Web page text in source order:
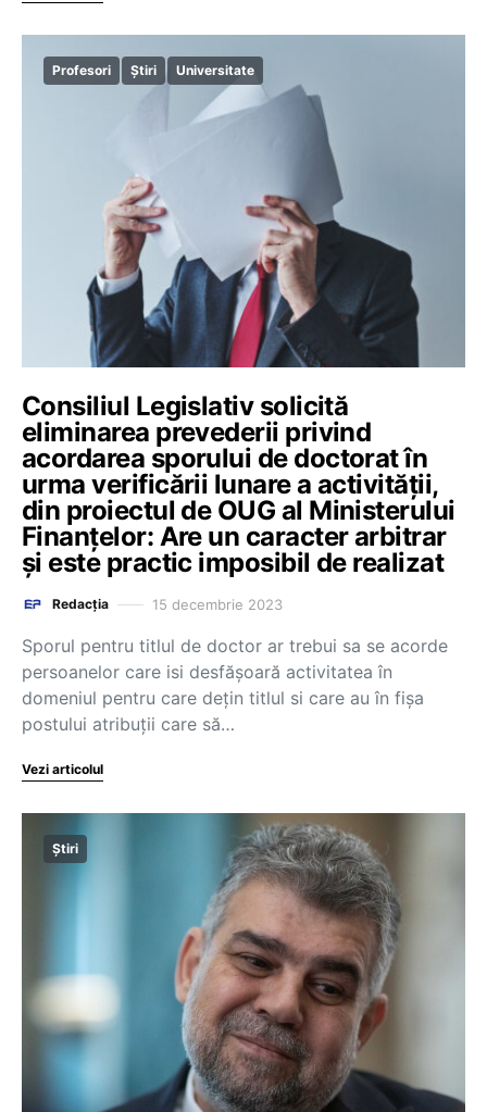
Profesori Știri Universitate
Consiliul Legislativ solicită
eliminarea prevederii privind
acordarea sporului de doctorat în
urma verificării lunare a activității,
din proiectul de OUG al Ministerului
Finanțelor: Are un caracter arbitrar
şi este practic imposibil de realizat
Redacția 15 decembrie 2023
Sporul pentru titlul de doctor ar trebui sa se acorde
persoanelor care isi desfăşoară activitatea în
domeniul pentru care deţin titlul si care au în fișa
postului atribuții care să…
Vezi articolul
Știri